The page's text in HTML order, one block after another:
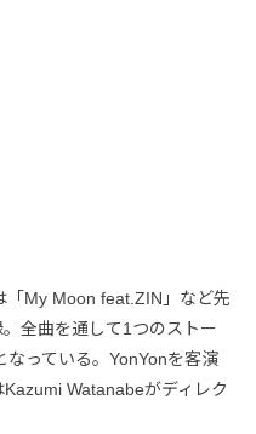
My Moon feat.ZIN」など先
全曲を通して1つのストー
なっている。YonYonを客演
Watanabeがディレク